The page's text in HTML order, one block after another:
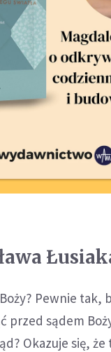
Pewnie
przed sądem
Okazuje się, że